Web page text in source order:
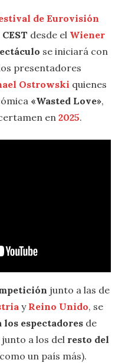
de Eurovisión
desde el Wiener
se iniciará con
presentadores
Ostrowski quienes
«Wasted Love»,
en 2025.
junto a las de
y Reino Unido, se
espectadores de
junto a los del resto del
un país más).